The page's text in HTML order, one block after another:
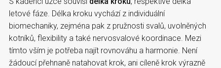
letové fáze. Délka kroku vychází z individuální
biomechaniky, zejména pak z pružnosti svalů, uvolněných
kotníků, flexibility a také nervosvalové koordinace. Mezi
tímto vším je potřeba najít rovnováhu a harmonie. Není
žádoucí přehnaně natahovat krok, ani cíleně krok výrazně